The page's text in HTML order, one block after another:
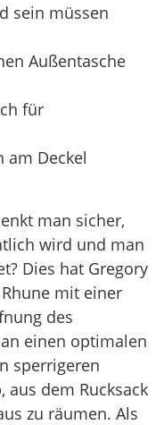
sein müssen
Außentasche
für
am Deckel
man sicher,
wird und man
Dies hat Gregory
mit einer
des
einen optimalen
sperrigeren
aus dem Rucksack
zu räumen. Als